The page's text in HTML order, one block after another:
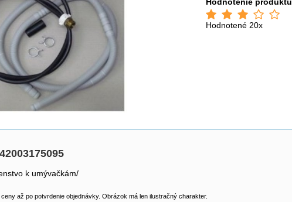
Hodnotené 20x
k umývačkám/
až po potvrdenie objednávky. Obrázok má len ilustračný charakter.